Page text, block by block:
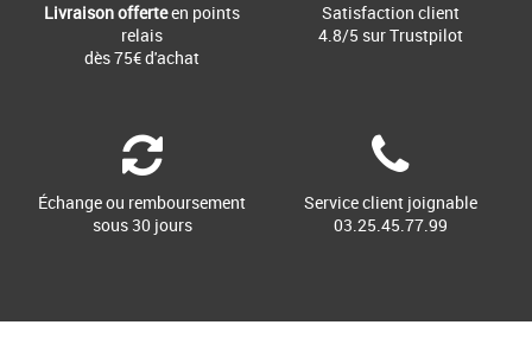
Livraison offerteen points
relais
dès 75€ d'achat
Satisfaction client
4.8/5 sur Trustpilot
Échange ou remboursement
sous 30 jours
Service client joignable
03.25.45.77.99